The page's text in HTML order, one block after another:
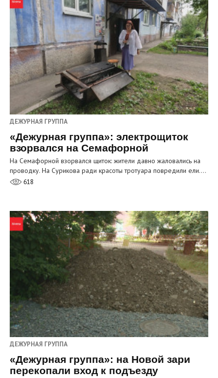
ДЕЖУРНАЯ ГРУППА
«Дежурная группа»: электрощиток
взорвался на Семафорной
На Семафорной взорвался щиток: жители давно жаловались на
проводку. На Сурикова ради красоты тротуара повредили ели.…
618
ДЕЖУРНАЯ ГРУППА
«Дежурная группа»: на Новой зари
перекопали вход к подъезду